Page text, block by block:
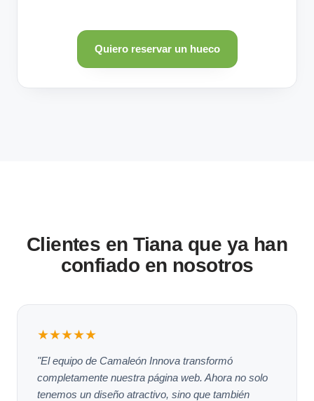
Quiero reservar un hueco
Clientes en Tiana que ya han
confiado en nosotros
★★★★★
"El equipo de Camaleón Innova transformó
completamente nuestra página web. Ahora no solo
tenemos un diseño atractivo, sino que también